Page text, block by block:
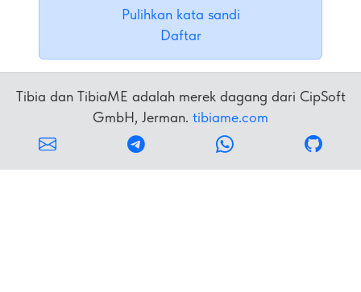
Pulihkan kata sandi
Daftar
Tibia dan TibiaME adalah merek dagang dari CipSoft
GmbH, Jerman. tibiame.com